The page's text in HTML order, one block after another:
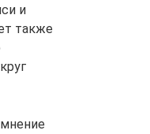
и
также